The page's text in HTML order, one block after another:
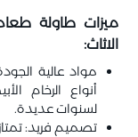
ميزات طاولة
الاثاث:
مواد عالية
أنواع الرخام
لسنوات عديدة.
تصميم فريد: